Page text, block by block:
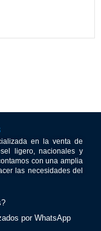
en la venta de
ligero, nacionales y
con una amplia
las necesidades del
por WhatsApp